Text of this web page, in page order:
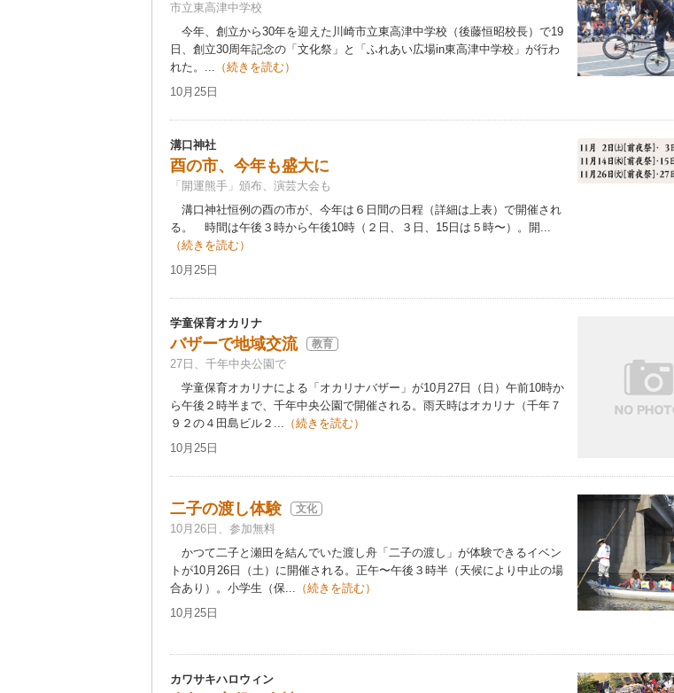
市立東高津中学校
今年、創立から30年を迎えた川崎市立東高津中学校（後藤恒昭校長）で19
日、創立30周年記念の「文化祭」と「ふれあい広場in東高津中学校」が行わ
れた。... （続きを読む）
10月25日
溝口神社
酉の市、今年も盛大に
「開運熊手」頒布、演芸大会も
溝口神社恒例の酉の市が、今年は６日間の日程（詳細は上表）で開催され
る。 時間は午後３時から午後10時（２日、３日、15日は５時〜）。開...
（続きを読む）
10月25日
学童保育オカリナ
バザーで地域交流 教育
27日、千年中央公園で
学童保育オカリナによる「オカリナバザー」が10月27日（日）午前10時か
ら午後２時半まで、千年中央公園で開催される。雨天時はオカリナ（千年７
９２の４田島ビル２... （続きを読む）
10月25日
二子の渡し体験 文化
10月26日、参加無料
かつて二子と瀬田を結んでいた渡し舟「二子の渡し」が体験できるイベン
トが10月26日（土）に開催される。正午〜午後３時半（天候により中止の場
合あり）。小学生（保... （続きを読む）
10月25日
カワサキハロウィン